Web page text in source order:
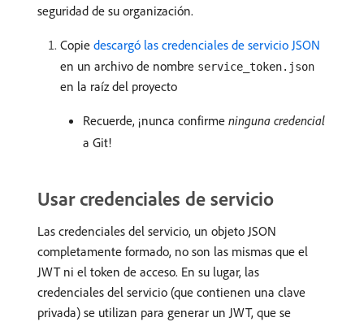
seguridad de su organización.
Copie descargó las credenciales de servicio JSON
en un archivo de nombre service_token.json
en la raíz del proyecto
Recuerde, ¡nunca confirme ninguna credencial
a Git!
Usar credenciales de servicio
Las credenciales del servicio, un objeto JSON
completamente formado, no son las mismas que el
JWT ni el token de acceso. En su lugar, las
credenciales del servicio (que contienen una clave
privada) se utilizan para generar un JWT, que se